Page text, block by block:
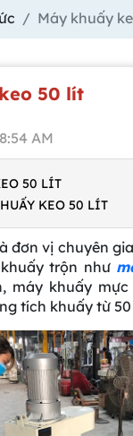
Máy khuấy
50 lít
AM
50 LÍT
KEO 50 LÍT
đơn vị chuyên
trộn như
máy khuấy
tích khuấy từ